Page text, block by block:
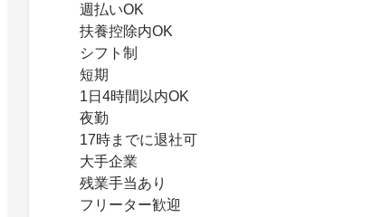
週払いOK
扶養控除内OK
シフト制
短期
1日4時間以内OK
夜勤
17時までに退社可
大手企業
残業手当あり
フリーター歓迎